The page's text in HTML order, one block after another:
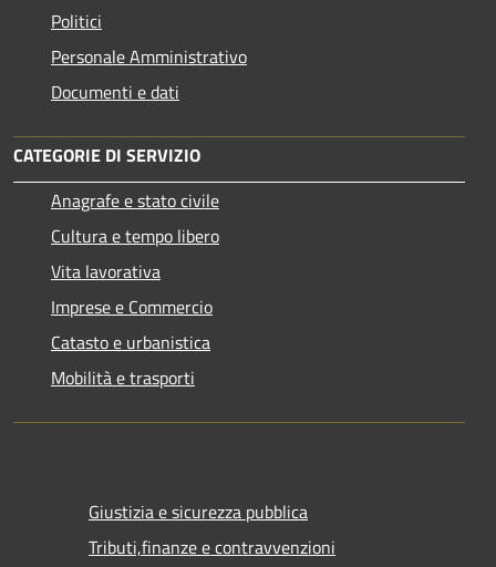
Politici
Personale Amministrativo
Documenti e dati
CATEGORIE DI SERVIZIO
Anagrafe e stato civile
Cultura e tempo libero
Vita lavorativa
Imprese e Commercio
Catasto e urbanistica
Mobilità e trasporti
Giustizia e sicurezza pubblica
Tributi,finanze e contravvenzioni